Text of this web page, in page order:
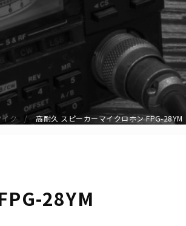
アクセサリー
イヤホンマイク
スピーカーマイク
イヤホン
ベルトクリップ
イク 高耐久 スピーカーマイクロホン FPG-28YM
28YM